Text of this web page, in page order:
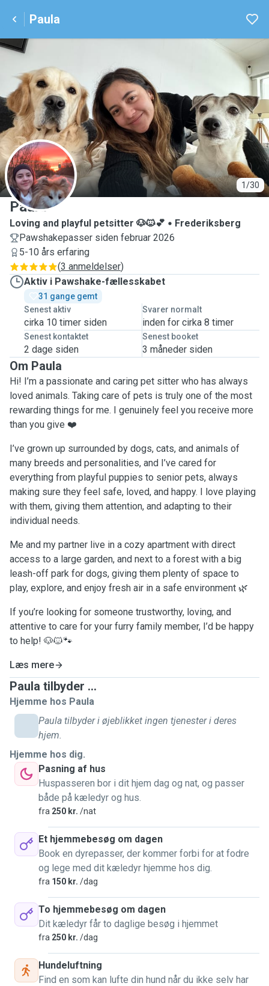
Paula
1/30
P
Paula
Loving and playful petsitter 🐶🐱💕
Frederiksberg
Pawshakepasser siden februar 2026
5-10 års erfaring
(3 anmeldelser)
Aktiv i Pawshake-fællesskabet
31 gange gemt
Senest aktiv
cirka 10 timer siden
Svarer normalt
inden for cirka 8 timer
Senest kontaktet
2 dage siden
Senest booket
3 måneder siden
Om Paula
Hi! I’m a passionate and caring pet sitter who has always
loved animals. Taking care of pets is truly one of the most
rewarding things for me. I genuinely feel you receive more
than you give ❤️
I’ve grown up surrounded by dogs, cats, and animals of
many breeds and personalities, and I’ve cared for
everything from playful puppies to senior pets, always
making sure they feel safe, loved, and happy. I love playing
with them, giving them attention, and adapting to their
individual needs.
Me and my partner live in a cozy apartment with direct
access to a large garden, and next to a forest with a big
leash-off park for dogs, giving them plenty of space to
play, explore, and enjoy fresh air in a safe environment 🌿
If you’re looking for someone trustworthy, loving, and
attentive to care for your furry family member, I’d be happy
to help! 🐶🐱🐾
Læs mere
Paula tilbyder ...
Hjemme hos Paula
Paula tilbyder i øjeblikket ingen tjenester i deres
hjem.
Hjemme hos dig.
Pasning af hus
Huspasseren bor i dit hjem dag og nat, og passer
både på kæledyr og hus.
fra 250 kr. /nat
Et hjemmebesøg om dagen
Book en dyrepasser, der kommer forbi for at fodre
og lege med dit kæledyr hjemme hos dig.
fra 150 kr. /dag
To hjemmebesøg om dagen
Dit kæledyr får to daglige besøg i hjemmet
fra 250 kr. /dag
Hundeluftning
Find en som kan lufte din hund når du ikke selv har